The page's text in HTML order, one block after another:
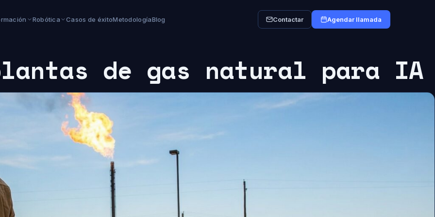
Robótica Casos de éxitoMetodologíaBlog Contactar Agendar llamada
de gas natural para IA